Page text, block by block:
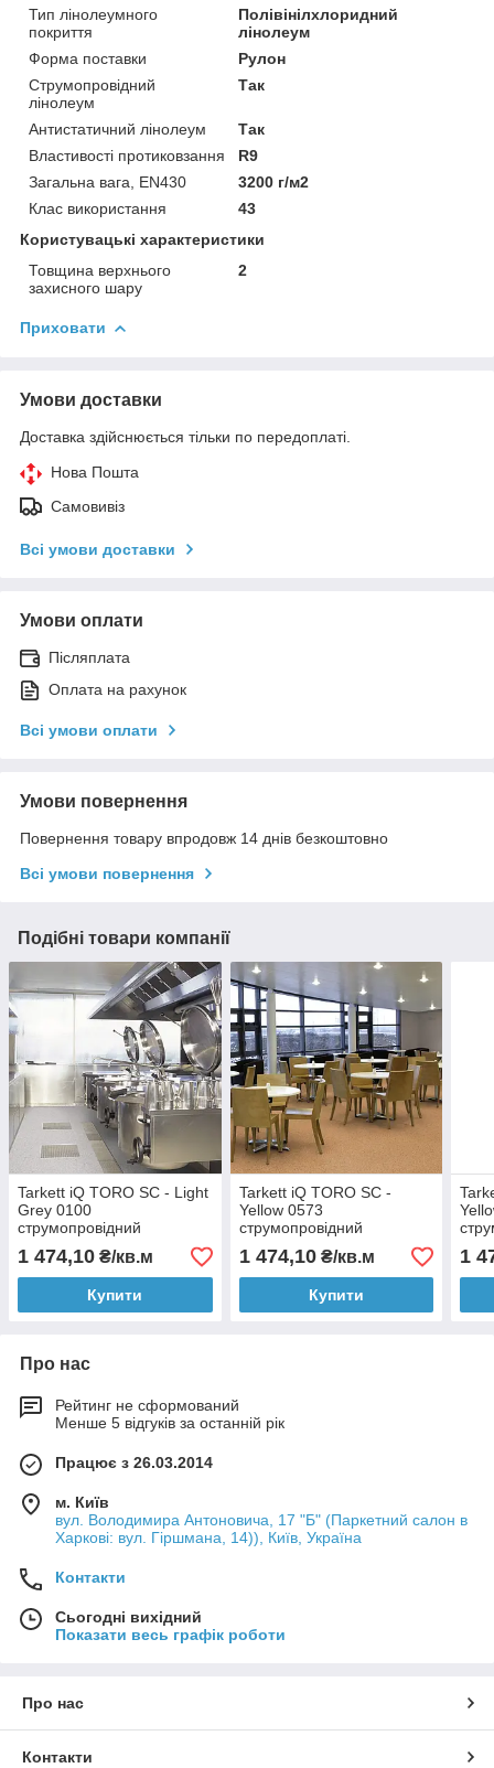
Тип лінолеумного
покриття
Полівінілхлоридний
лінолеум
Форма поставки
Рулон
Струмопровідний
лінолеум
Так
Антистатичний лінолеум
Так
Властивості протиковзання
R9
Загальна вага, EN430
3200 г/м2
Клас використання
43
Користувацькі характеристики
Товщина верхнього
захисного шару
2
Приховати
Умови доставки
Доставка здійснюється тільки по передоплаті.
Нова Пошта
Самовивіз
Всі умови доставки
Умови оплати
Післяплата
Оплата на рахунок
Всі умови оплати
Умови повернення
Повернення товару впродовж 14 днів безкоштовно
Всі умови повернення
Подібні товари компанії
Tarkett iQ TORO SC - Light
Grey 0100
струмопровідний
гомогенний комерційний
лінолеум
1 474,10 ₴/кв.м
Купити
Tarkett iQ TORO SC -
Yellow 0573
струмопровідний
гомогенний комерційний
лінолеум
1 474,10₴/кв.м
Купити
1
Про нас
Рейтинг не сформований
Менше 5 відгуків за останній рік
Працює з 26.03.2014
м. Київ
вул. Володимира Антоновича, 17 "Б" (Паркетний салон в
Харкові: вул. Гіршмана, 14)), Київ, Україна
Контакти
Сьогодні вихідний
Показати весь графік роботи
Про нас
Контакти